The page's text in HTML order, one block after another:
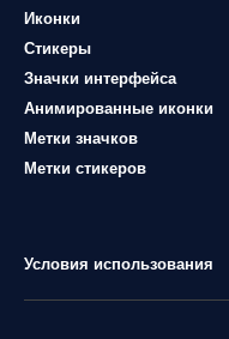
Иконки
Стикеры
Значки интерфейса
Анимированные иконки
Метки значков
Метки стикеров
Условия использования